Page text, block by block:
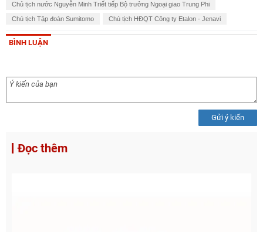
Chủ tịch nước Nguyễn Minh Triết tiếp Bộ trưởng Ngoại giao Trung Phi
Chủ tịch Tập đoàn Sumitomo Chủ tịch HĐQT Công ty Etalon - Jenavi
BÌNH LUẬN
Gửi ý kiến
Đọc thêm